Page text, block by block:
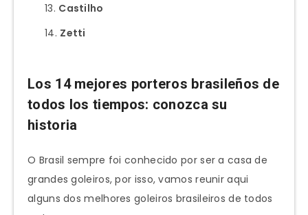
Castilho
Zetti
Los 14 mejores porteros brasileños de
todos los tiempos: conozca su
historia
O Brasil sempre foi conhecido por ser a casa de
grandes goleiros, por isso, vamos reunir aqui
alguns dos melhores goleiros brasileiros de todos